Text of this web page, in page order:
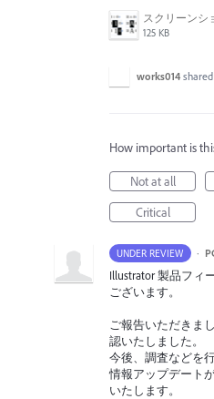
125 KB
works014
How important is
Not at all
Critical
UNDER REVIEW ·
Illustrator 製品フィ
ございます。
ご報告いただきま
認いたしました。
今後、調査などを
情報アップデート
いたします。